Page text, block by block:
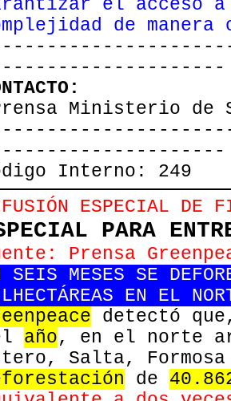
el acceso
de
Ministerio de
Interno: 249
ESPECIAL DE
PARA
Prensa
SEIS MESES SE
EN EL
detectó
año, en el norte
Salta,
de